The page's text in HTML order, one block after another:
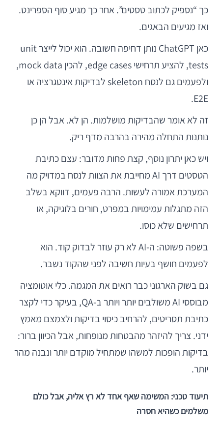
כך “נספיק לכתוב טסטים”. אחר כך מגיע סוף הספרינט.
ואז מגיעים הבאגים.
כאן ChatGPT נותן דחיפה חשובה. הוא יכול לייצר unit
tests, להציע תרחישי edge cases, להכין mock data,
ולפעמים גם לנסח skeleton לבדיקות אינטגרציה או
E2E.
זה לא אומר שהבדיקות מושלמות. הן לא. אבל הן כן
נותנות התחלה מהירה בהרבה מדף ריק.
ויש כאן יתרון נוסף, קצת פחות מדובר: עצם כתיבת
הטסטים דרך AI מחייבת את הצוות לנסח במדויק מה
המערכת אמורה לעשות. הרבה פעמים, דווקא בשלב
הזה מתגלות עמימויות במפרט, חורים בלוגיקה, או
תרחישים שלא כוסו.
בשפה פשוטה: ה-AI לא רק עוזר לבדוק קוד. הוא
לפעמים חושף בעיות חשיבה לפני שהקוד נשבר.
גם בשוק הארגוני כבר רואים את המגמה. כלי אוטומציה
מבוססי AI משולבים יותר ויותר ב-QA, בעיקר כדי לקצר
כתיבת תסריטים, להרחיב כיסוי בדיקות ולצמצם מאמץ
ידני. צריך להיזהר מהבטחות מנופחות, אבל הכיוון ברור:
בדיקות הופכות למשהו שמתחיל מוקדם יותר ונבנה מהר
יותר.
תיעוד טכני: המשימה שאף אחד לא רץ אליה, אבל כולם
משלמים כשהיא חסרה